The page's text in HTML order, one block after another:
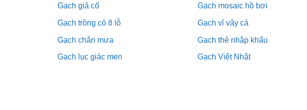
Gạch giả cổ
Gạch trồng cỏ 8 lỗ
Gạch chắn mưa
Gạch lục giác men
Gạch mosaic hồ bơi
Gạch vỉ vảy cá
Gạch thẻ nhập khẩu
Gạch Việt Nhật